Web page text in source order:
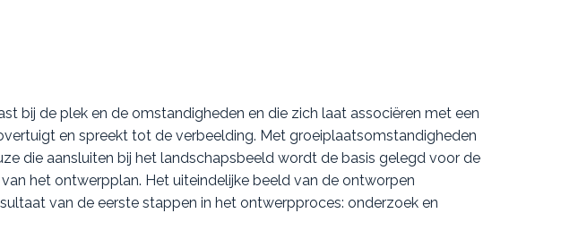
bij de plek en de omstandigheden en die zich laat associëren met een
en spreekt tot de verbeelding. Met groeiplaatsomstandigheden
die aansluiten bij het landschapsbeeld wordt de basis gelegd voor de
het ontwerpplan. Het uiteindelijke beeld van de ontworpen
van de eerste stappen in het ontwerpproces: onderzoek en